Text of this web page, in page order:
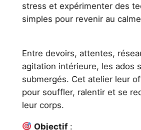
stress et expérimenter des
simples pour revenir au
Entre devoirs, attentes,
agitation intérieure, les ados
submergés. Cet atelier leur
pour souffler, ralentir et se
leur corps.
Objectif: